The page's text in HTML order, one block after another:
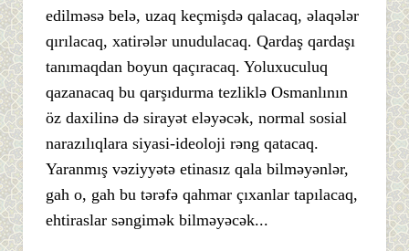
edilməsə belə, uzaq keçmişdə qalacaq, əlaqələr
qırılacaq, xatirələr unudulacaq. Qardaş qardaşı
tanımaqdan boyun qaçıracaq. Yoluxuculuq
qazanacaq bu qarşıdurma tezliklə Osmanlının
öz daxilinə də sirayət eləyəcək, normal sosial
narazılıqlara siyasi-ideoloji rəng qatacaq.
Yaranmış vəziyyətə etinasız qala bilməyənlər,
gah o, gah bu tərəfə qahmar çıxanlar tapılacaq,
ehtiraslar səngimək bilməyəcək...